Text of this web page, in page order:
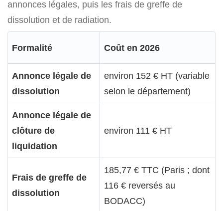
annonces légales, puis les frais de greffe de
dissolution et de radiation.
Formalité Coût en 2026
Annonce légale de
dissolution
environ 152 € HT (variable
selon le département)
Annonce légale de
clôture de
liquidation
environ 111 € HT
Frais de greffe de
dissolution
185,77 € TTC (Paris ; dont
116 € reversés au
BODACC)